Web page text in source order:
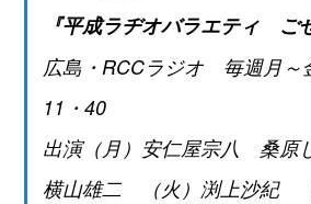
『平成ラヂオバラエティ ご
広島・RCCラジオ 毎週月
11・40
出演（月）安仁屋宗八 桑原
横山雄二 （火）渕上沙紀